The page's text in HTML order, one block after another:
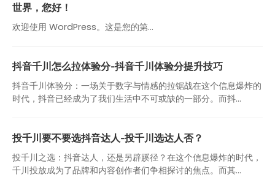
世界，您好！
欢迎使用 WordPress。这是您的第…
抖音千川怎么拉体验分-抖音千川体验分提升技巧
抖音千川体验分：一场关于数字与情感的拉锯战在这个信息爆炸的
时代，抖音已经成为了我们生活中不可或缺的一部分。而抖...
投千川要不要选抖音达人-投千川选达人否？
投千川之选：抖音达人，还是另辟蹊径？在这个信息爆炸的时代，
千川投放成为了品牌和内容创作者们争相探讨的焦点。而其...